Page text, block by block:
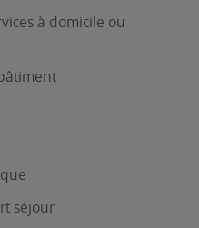
à domicile ou
séjour